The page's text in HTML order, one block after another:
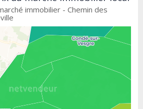
immobilier - Chemin des